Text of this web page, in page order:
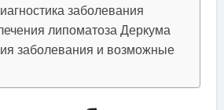
заболевания
липоматоза Деркума
заболевания и возможные